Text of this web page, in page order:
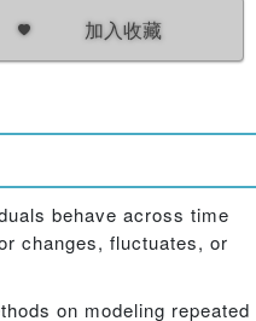
加入收藏
behave across time
changes, fluctuates, or
on modeling repeated